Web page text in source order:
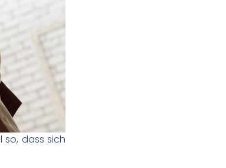
so, dass sich